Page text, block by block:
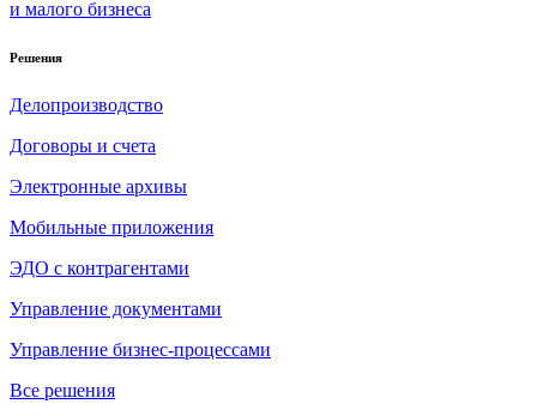
и малого бизнеса
Решения
Делопроизводство
Договоры и счета
Электронные архивы
Мобильные приложения
ЭДО с контрагентами
Управление документами
Управление бизнес-процессами
Все решения